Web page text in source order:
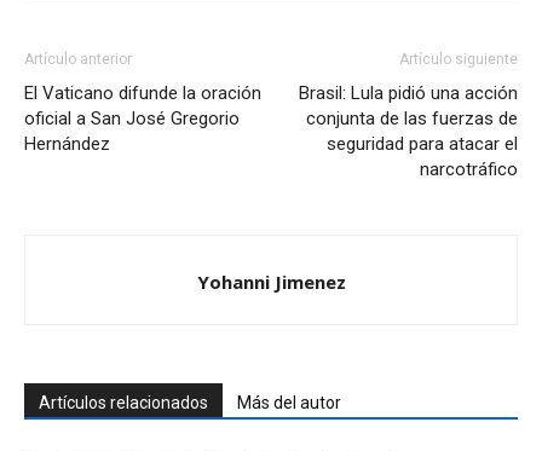
Artículo anterior
El Vaticano difunde la oración
oficial a San José Gregorio
Hernández
Artículo siguiente
Brasil: Lula pidió una acción
conjunta de las fuerzas de
seguridad para atacar el
narcotráfico
Yohanni Jimenez
Artículos relacionados Más del autor